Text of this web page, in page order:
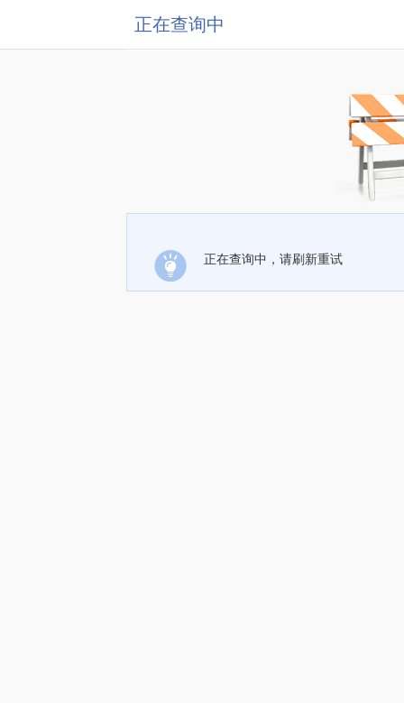
正在查询中
正在查询中，请刷新重试